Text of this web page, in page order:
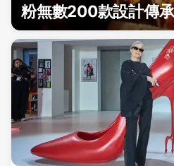
粉無數200款設計傳